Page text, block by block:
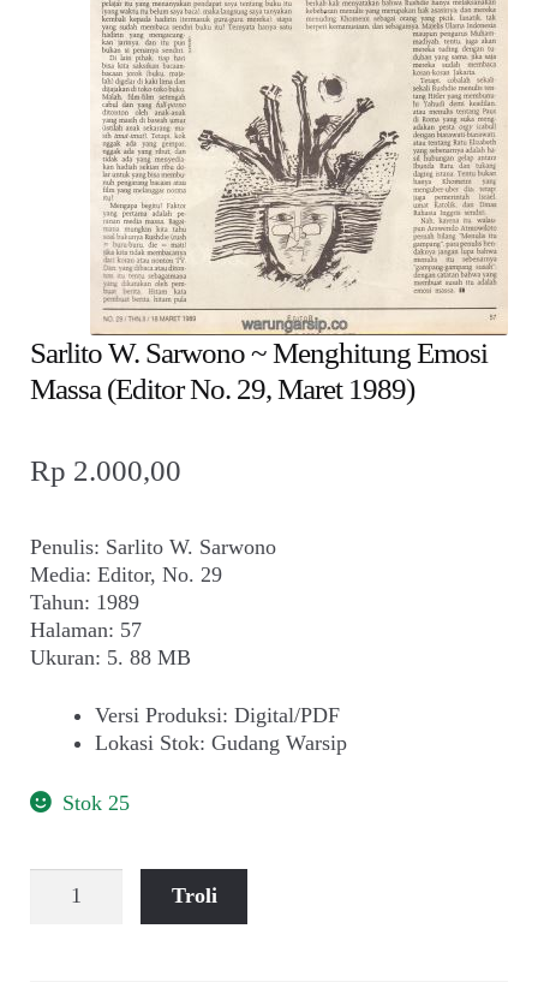
child
menu
Alamat
Rekening
Reseller
Sarlito W. Sarwono ~ Menghitung Emosi
Massa (Editor No. 29, Maret 1989)
Rp 2.000,00
Penulis: Sarlito W. Sarwono
Media: Editor, No. 29
Tahun: 1989
Halaman: 57
Ukuran: 5. 88 MB
Versi Produksi: Digital/PDF
Lokasi Stok: Gudang Warsip
Stok 25
Sarlito
Troli